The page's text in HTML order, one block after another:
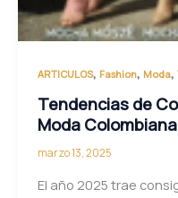
ARTICULOS, Fashion, Moda,
Tendencias de
Moda
marzo 13, 2025
El año 2025 trae